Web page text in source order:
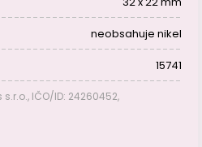
neobsahuje nikel
15741
IČO/ID: 24260452,